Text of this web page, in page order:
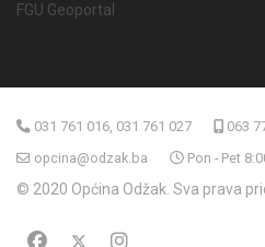
FGU Geoportal
031 761 016, 031 761 027
063
opcina@odzak.ba
Pon - Pet
© 2020 Općina Odžak. Sva prava